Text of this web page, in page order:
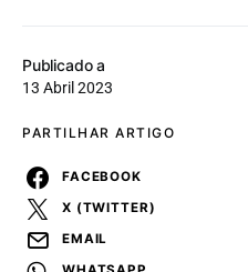
Publicado a
13 Abril 2023
PARTILHAR ARTIGO
FACEBOOK
X (TWITTER)
EMAIL